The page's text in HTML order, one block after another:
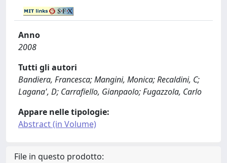
Anno
2008
Tutti gli autori
Bandiera, Francesca; Mangini, Monica; Recaldini, C;
Lagana', D; Carrafiello, Gianpaolo; Fugazzola, Carlo
Appare nelle tipologie:
Abstract (in Volume)
File in questo prodotto: